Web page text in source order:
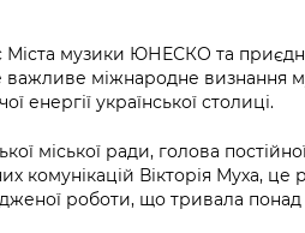
Лікарні та медицина
Освіта та навчальні
заклади
Дороги, транспорт та
бюджет
Міста музики ЮНЕСКО та
міжнародне визнання
енергії української столиці.
міської ради, голова
комунікацій Вікторія Муха, це
роботи, що тривала понад